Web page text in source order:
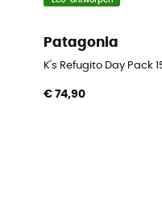
Patagonia
K's Refugito Day Pack
€ 74,90